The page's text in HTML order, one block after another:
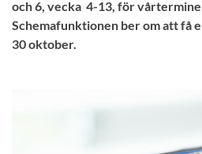
och 6, vecka 4-13, för
Schemafunktionen ber om att få
30 oktober.